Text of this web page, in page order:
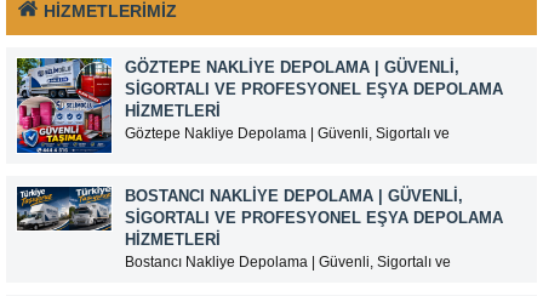
HİZMETLERİMİZ
GÖZTEPE NAKLIYE DEPOLAMA | GÜVENLI,
SIGORTALI VE PROFESYONEL EŞYA DEPOLAMA
HIZMETLERI
Göztepe Nakliye Depolama | Güvenli, Sigortalı ve
merkezleri ve ulaşım kolaylığı sayesinde nakliye ve eşya
depolama hizmetlerine sık ihtiyaç duyulan semtlerden biridir.
Taşınma, ev tadilatı, kentsel...
BOSTANCI NAKLIYE DEPOLAMA | GÜVENLI,
SIGORTALI VE PROFESYONEL EŞYA DEPOLAMA
HIZMETLERI
Bostancı Nakliye Depolama | Güvenli, Sigortalı ve